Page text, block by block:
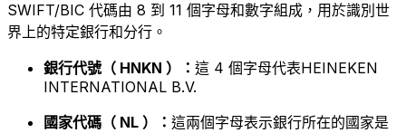
SWIFT/BIC 代碼由 8 到 11 個字母和數字組成，用於識別世
界上的特定銀行和分行。
銀行代號（ HNKN ）： 這 4 個字母代表HEINEKEN
INTERNATIONAL B.V.
國家代碼（ NL ）： 這兩個字母表示銀行所在的國家是